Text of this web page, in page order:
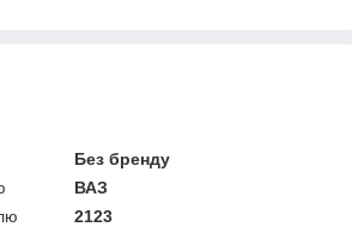
Без бренду
ВАЗ
2123